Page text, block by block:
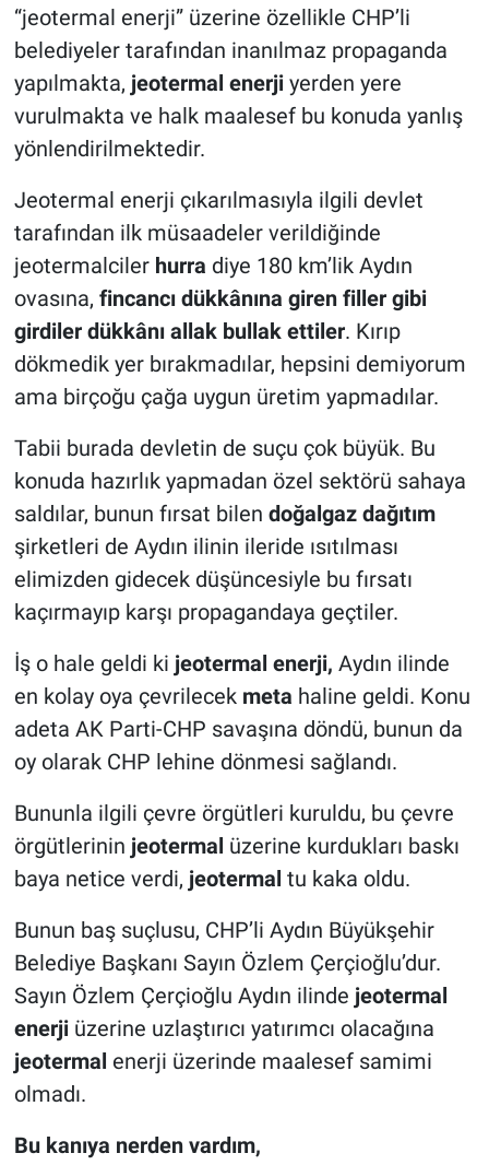
“jeotermal enerji” üzerine özellikle CHP’li
belediyeler tarafından inanılmaz propaganda
yapılmakta, jeotermal enerjiyerden yere
vurulmakta ve halk maalesef bu konuda yanlış
yönlendirilmektedir.
Jeotermal enerji çıkarılmasıyla ilgili devlet
tarafından ilk müsaadeler verildiğinde
jeotermalciler hurra diye 180 km’lik Aydın
ovasına, fincancı dükkânına giren filler gibi
girdiler dükkânı allak bullak ettiler. Kırıp
dökmedik yer bırakmadılar, hepsini demiyorum
ama birçoğu çağa uygun üretim yapmadılar.
Tabii burada devletin de suçu çok büyük. Bu
konuda hazırlık yapmadan özel sektörü sahaya
saldılar, bunun fırsat bilen doğalgaz dağıtım
şirketleri de Aydın ilinin ileride ısıtılması
elimizden gidecek düşüncesiyle bu fırsatı
kaçırmayıp karşı propagandaya geçtiler.
İş o hale geldi ki jeotermal enerji, Aydın ilinde
en kolay oya çevrilecek meta haline geldi. Konu
adeta AK Parti-CHP savaşına döndü, bunun da
oy olarak CHP lehine dönmesi sağlandı.
Bununla ilgili çevre örgütleri kuruldu, bu çevre
örgütlerinin jeotermal üzerine kurdukları baskı
baya netice verdi, jeotermal tu kaka oldu.
Bunun baş suçlusu, CHP’li Aydın Büyükşehir
Belediye Başkanı Sayın Özlem Çerçioğlu’dur.
Sayın Özlem Çerçioğlu Aydın ilinde jeotermal
enerjiüzerine uzlaştırıcı yatırımcı olacağına
jeotermal enerji üzerinde maalesef samimi
olmadı.
Bu kanıya nerden vardım,